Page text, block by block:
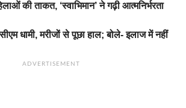
की ताकत, ‘स्वाभिमान’ ने गढ़ी आत्मनिर्भरता
धामी, मरीजों से पूछा हाल; बोले- इलाज में नहीं
ADVERTISEMENT